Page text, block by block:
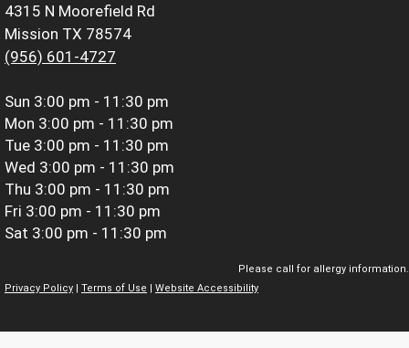
4315 N Moorefield Rd
Mission TX 78574
(956) 601-4727
Sun 3:00 pm - 11:30 pm
Mon 3:00 pm - 11:30 pm
Tue 3:00 pm - 11:30 pm
Wed 3:00 pm - 11:30 pm
Thu 3:00 pm - 11:30 pm
Fri 3:00 pm - 11:30 pm
Sat 3:00 pm - 11:30 pm
Please call for allergy information.
Privacy Policy
Terms of Use Website Accessibility